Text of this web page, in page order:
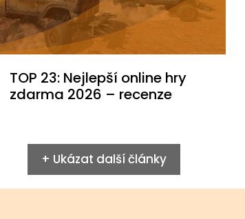
TOP 23: Nejlepší online hry
zdarma 2026 – recenze
+ Ukázat další články